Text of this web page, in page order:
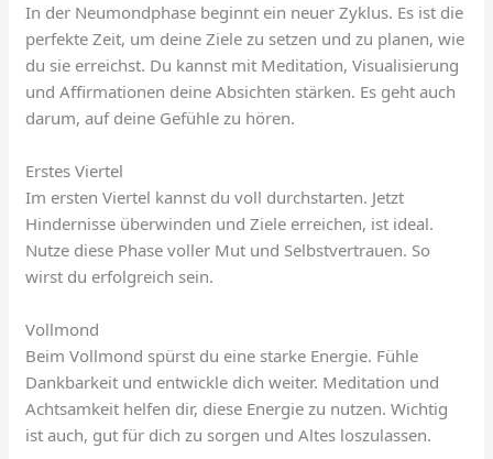
In der Neumondphase beginnt ein neuer Zyklus. Es ist die
perfekte Zeit, um deine Ziele zu setzen und zu planen, wie
du sie erreichst. Du kannst mit Meditation, Visualisierung
und Affirmationen deine Absichten stärken. Es geht auch
darum, auf deine Gefühle zu hören.
Erstes Viertel
Im ersten Viertel kannst du voll durchstarten. Jetzt
Hindernisse überwinden und Ziele erreichen, ist ideal.
Nutze diese Phase voller Mut und Selbstvertrauen. So
wirst du erfolgreich sein.
Vollmond
Beim Vollmond spürst du eine starke Energie. Fühle
Dankbarkeit und entwickle dich weiter. Meditation und
Achtsamkeit helfen dir, diese Energie zu nutzen. Wichtig
ist auch, gut für dich zu sorgen und Altes loszulassen.